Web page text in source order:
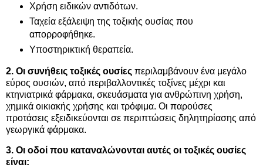
Χρήση ειδικών αντιδότων.
Ταχεία εξάλειψη της τοξικής ουσίας που
απορροφήθηκε.
Υποστηρικτική θεραπεία.
2. Οι συνήθεις τοξικές ουσίες περιλαμβάνουν ένα μεγάλο
εύρος ουσιών, από περιβαλλοντικές τοξίνες μέχρι και
κτηνιατρικά φάρμακα, σκευάσματα για ανθρώπινη χρήση,
χημικά οικιακής χρήσης και τρόφιμα. Οι παρούσες
προτάσεις εξειδικεύονται σε περιπτώσεις δηλητηρίασης από
γεωργικά φάρμακα.
3. Οι οδοί που καταναλώνονται αυτές οι τοξικές ουσίες
είναι: